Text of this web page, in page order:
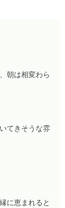
朝は相変わら
てきそうな雰
に恵まれると